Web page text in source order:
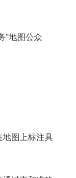
”地图公众
图上标注具